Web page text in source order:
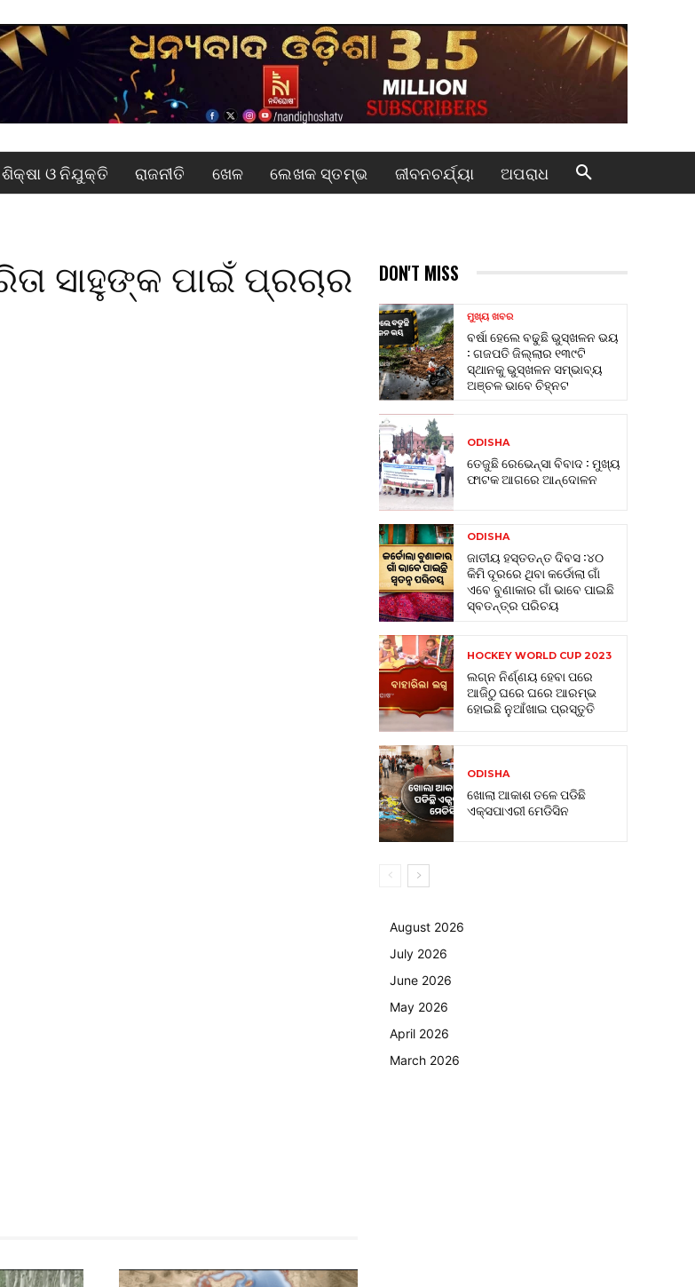
ଶିକ୍ଷା ଓ ନିଯୁକ୍ତି ରାଜନୀତି ଖେଳ ଲେଖକ ସ୍ତମ୍ଭ ଜୀବନଚର୍ଯ୍ୟା ଅପରାଧ
ସାହୁଙ୍କ ପାଇଁ ପ୍ରଚାର
DON'T MISS
ମୁଖ୍ୟ ଖବର
ବର୍ଷା ହେଲେ ବଢୁଛି ଭୁସ୍ଖଳନ ଭୟ
: ଗଜପତି ଜିଲ୍ଲାର ୧୩୯ଟି
ସ୍ଥାନକୁ ଭୁସ୍ଖଳନ ସମ୍ଭାବ୍ୟ
ଅଞ୍ଚଳ ଭାବେ ଚିହ୍ନଟ
ODISHA
ତେଜୁଛି ରେଭେନ୍ସା ବିବାଦ : ମୁଖ୍ୟ
ଫାଟକ ଆଗରେ ଆନ୍ଦୋଳନ
ODISHA
ଜାତୀୟ ହସ୍ତତନ୍ତ ଦିବସ :୪୦
କିମି ଦୂରରେ ଥିବା କର୍ଡୋଲା ଗାଁ
ଏବେ ବୁଣାକାର ଗାଁ ଭାବେ ପାଇଛି
ସ୍ବତନ୍ତ୍ର ପରିଚୟ
HOCKEY WORLD CUP 2023
ଲଗ୍ନ ନିର୍ଣ୍ଣୟ ହେବା ପରେ
ଆଜିଠୁ ଘରେ ଘରେ ଆରମ୍ଭ
ହୋଇଛି ନୁଆଁଖାଇ ପ୍ରସ୍ତୁତି
ODISHA
ଖୋଲା ଆକାଶ ତଳେ ପଡିଛି
ଏକ୍ସପାଏରୀ ମେଡିସିନ
August 2026
July 2026
June 2026
May 2026
April 2026
March 2026